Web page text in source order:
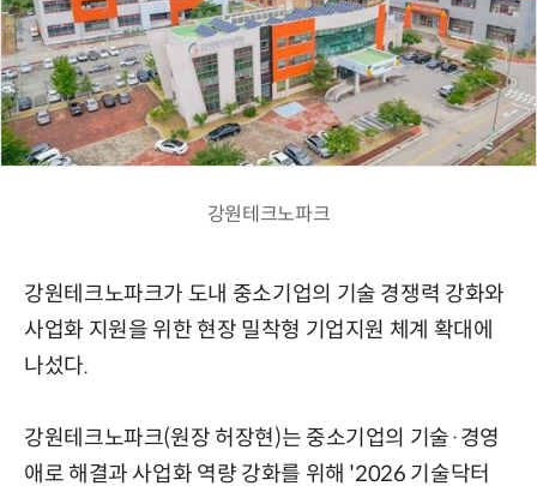
강원테크노파크
강원테크노파크가 도내 중소기업의 기술 경쟁력 강화와
사업화 지원을 위한 현장 밀착형 기업지원 체계 확대에
나섰다.
강원테크노파크(원장 허장현)는 중소기업의 기술·경영
애로 해결과 사업화 역량 강화를 위해 '2026 기술닥터